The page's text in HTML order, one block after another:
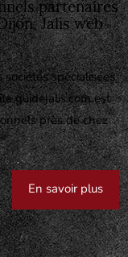
partenaires
Jalis web
spécialisées
guidejalis.com est
près de chez
En savoir plus